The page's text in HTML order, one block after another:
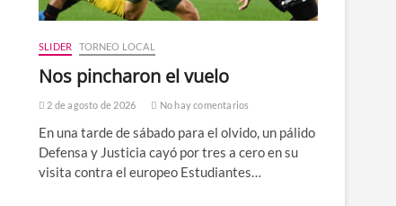
SLIDER TORNEO LOCAL
Nos pincharon el vuelo
2 de agosto de 2026 No hay comentarios
En una tarde de sábado para el olvido, un pálido
Defensa y Justicia cayó por tres a cero en su
visita contra el europeo Estudiantes…